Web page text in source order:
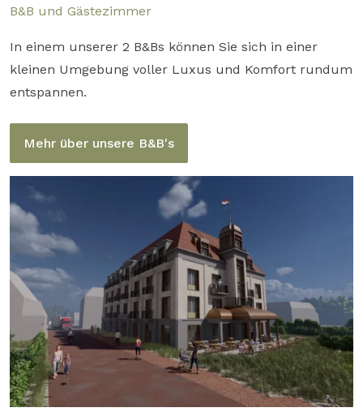
B&B und Gästezimmer
In einem unserer 2 B&Bs können Sie sich in einer
kleinen Umgebung voller Luxus und Komfort rundum
entspannen.
Mehr über unsere B&B's